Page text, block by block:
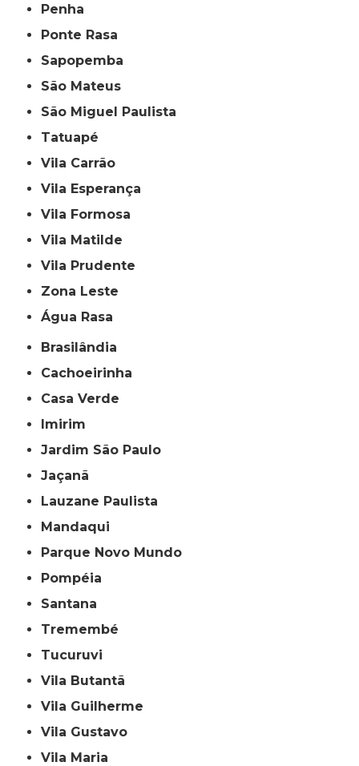
Penha
Ponte Rasa
Sapopemba
São Mateus
São Miguel Paulista
Tatuapé
Vila Carrão
Vila Esperança
Vila Formosa
Vila Matilde
Vila Prudente
Zona Leste
Água Rasa
Brasilândia
Cachoeirinha
Casa Verde
Imirim
Jardim São Paulo
Jaçanã
Lauzane Paulista
Mandaqui
Parque Novo Mundo
Pompéia
Santana
Tremembé
Tucuruvi
Vila Butantã
Vila Guilherme
Vila Gustavo
Vila Maria